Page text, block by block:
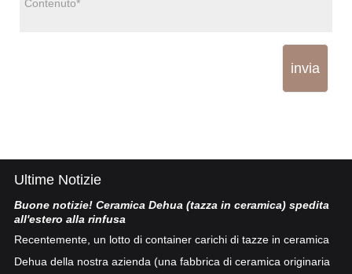
invia
Ultime Notizie
Buone notizie! Ceramica Dehua (tazza in ceramica) spedita
all'estero alla rinfusa
Recentemente, un lotto di container carichi di tazze in ceramica
Dehua della nostra azienda (una fabbrica di ceramica originaria